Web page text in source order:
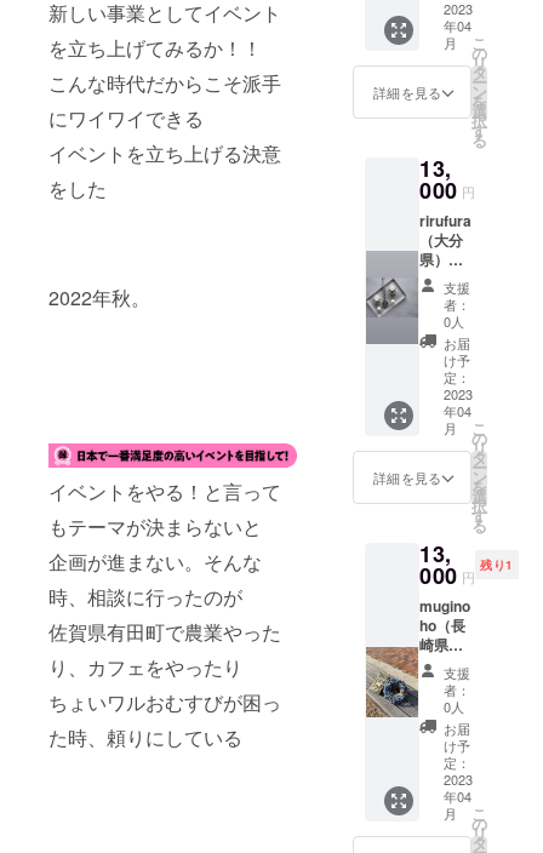
新しい事業としてイベント
を立ち上げてみるか！！
こんな時代だからこそ派手
にワイワイできる
イベントを立ち上げる決意
をした
2022年秋。
イベントをやる！と言って
もテーマが決まらないと
企画が進まない。そんな
時、相談に行ったのが
佐賀県有田町で農業やった
り、カフェをやったり
ちょいワルおむすびが困っ
た時、頼りにしている
椎茸、
米麹、
香辛料
【出店
者紹
子製
造、販
分県中
津市か
ら小さ
な店舗
で地元
の食材
を活か
し、こ
だわり
の中華
まん、
餃子を
してい
ます。
子と冷
凍餃子
をご用
意しま
す。●中
華まん
（７種
類）：
ごぼ肉
まん、
ギョウ
ザドッ
グ、ピ
ザドッ
スパイ
スを調
合して
あなた
だけの
オリジ
ナル調
作って
みませ
んか？
スパイ
スを全
く知ら
ない人
でも楽
しく美
味しく
作る事
ができ
ます
よ！さ
活』始
めま
！
介】長
崎で主
ン、ス
コーン
してい
ます
Baked
goods
amで
す。材
料に米
油やて
んさい
糖など
体に優
しい素
材を選
んでお
りま
類豊富
なマ
とス
コーン
をぜひ
ご賞味
下さ
い。
ザラ
糖、青
唐辛
（大
豆・小
【青唐
辛子
醤】唐
辛子
（大分
県
産）、
醤油
（一部
に大
豆・小
麦を含
む）、
蜂蜜、
（梅、
食塩、
糀】
ピーマ
ン（九
州
産）、
醤油
（大
豆・小
麦を含
む）、
糀、砂
糖、ゆ
ずこ
しょう
（柚子
げ】
130g、
180日
【ねば
ねば昆
【国産
あごだ
粒）】
70g、
300日
【炙り
いわ
し】
50g、
300日 ●
保存方
法：直
射日光
を避け
で保存
してく
料：
【特上
とろろ
昆布】
昆布
（国
産・中
産）、
醸造酢/
調味
料・甘
味料
【特上
トチョ
コ、
ロッ
キー
ロード×
バター
ピー
ツ）、
caki（
フィナ
ン
シェ）×
５個 ●
保存方
法：冷
暗所で
保存し
てくだ
さい。
●賞費期
限：製
料：化
石クッ
【ダブ
ルチョ
コレー
ト】小
麦粉
（国
産）、
ター、
ダーク
チョコ
レー
kanako
kofarm/
●名称：
かなこ
こ農園
の自家
県産）
●内容
量：
10kg ●
保存方
法：直
射日光
を避け
て涼し
いとこ
ろで保
存して
くださ
い ●賞
味期
限：精
米から
【出店
者紹
賀県有
田町の
自然豊
かな土
地でお
米を
作って
いま
す。冷
めても
美味し
いお米
なので
2023
年04
月
詳細を見る
こ
の
リ
タ
ー
ン
を
選
択
す
る
13,
000 円
rirufura
（大分
県）
https://i
nstagra
m.com/
rirufura
称：天
然石ア
クセサ
リー ●
内容：
ピアス
orイヤ
クレス
※ピアス
かイヤ
リング
かは種
類から
お選び
くださ
店者紹
介】天
然石を
使って
ビーズ
刺しゅ
うのア
支援
者：
0人
お届
け予
定：
2023
年04
月
詳細を見る
こ
の
リ
タ
ー
ン
を
選
択
す
る
13,
000 円
残り1
mugino
ho（長
崎県）
https://i
nstagra
m.com/
mugino
ho_han
dmade/
●名称：
スマホ
ポー
チ、
支援
者：
0人
お届
け予
定：
2023
年04
月
こ
の
リ
タ